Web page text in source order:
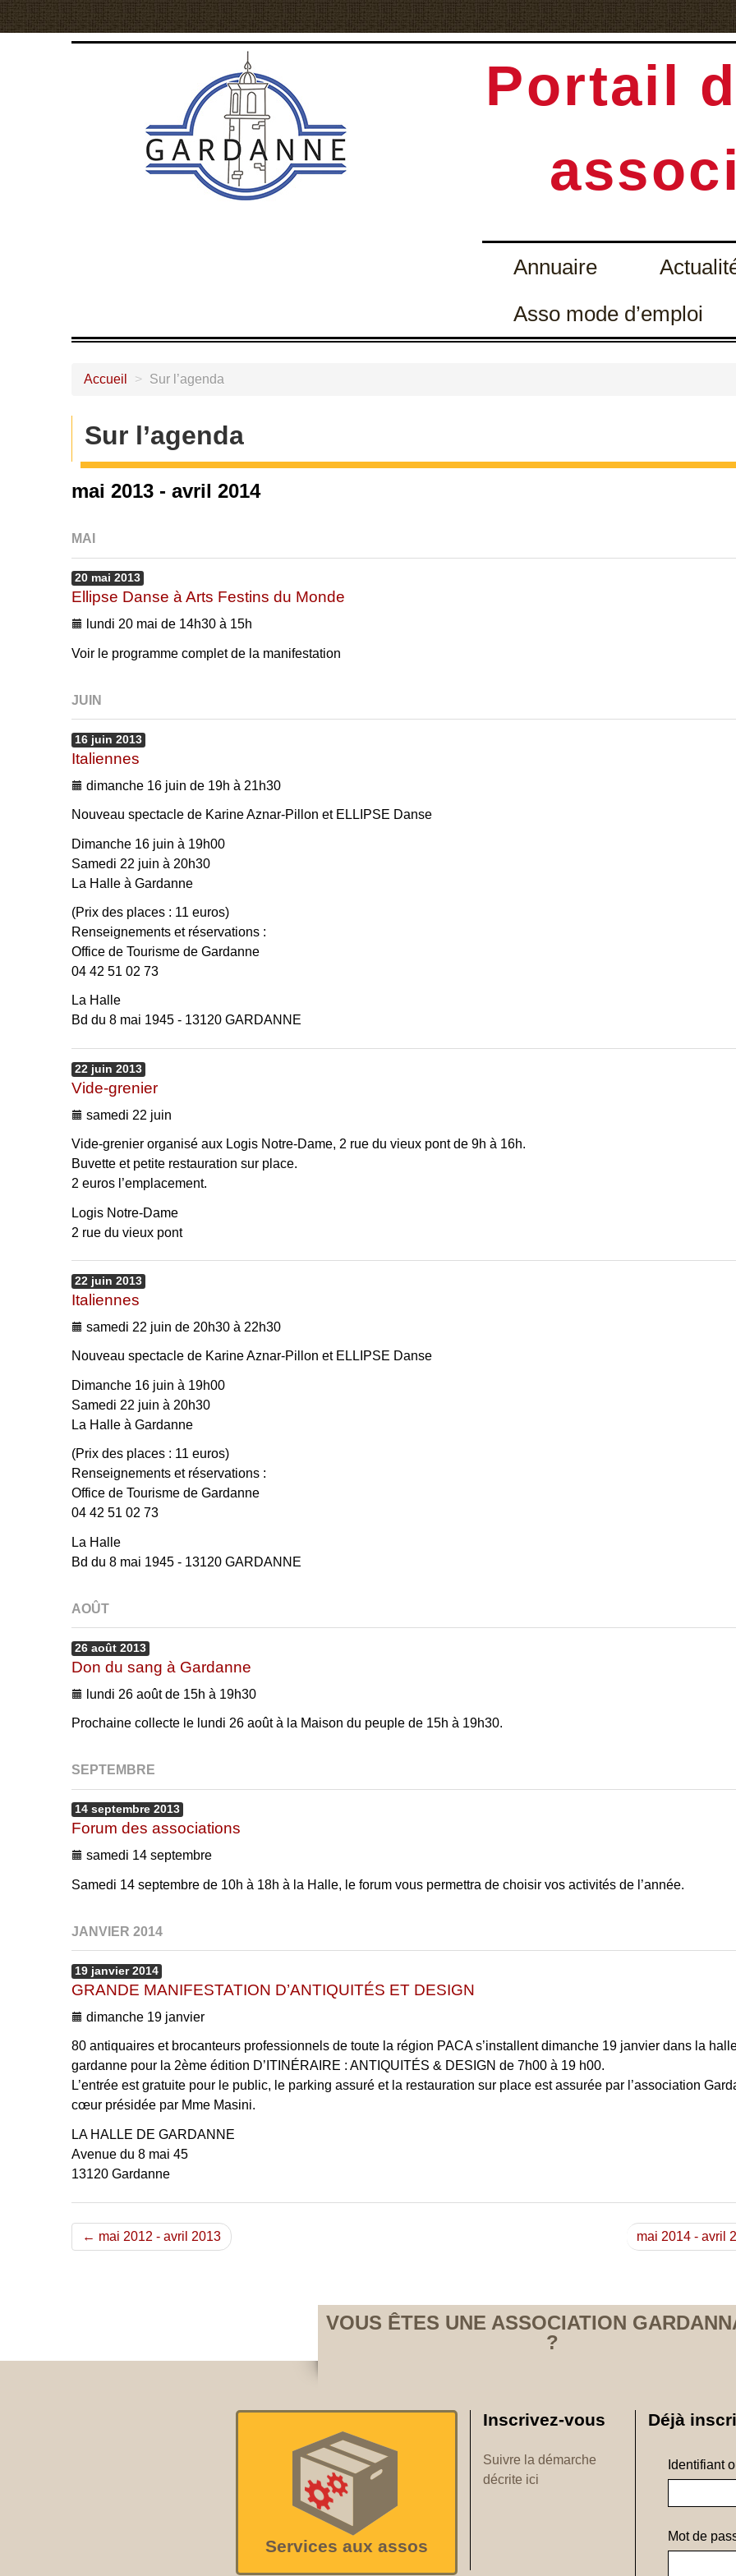
Portail
Annuaire
Asso mode d’emploi
Accueil > Sur l’agenda
Sur l’agenda
mai 2013 - avril 2014
MAI
20 mai 2013
Ellipse Danse à Arts Festins du Monde
lundi 20 mai de 14h30 à 15h
Voir le programme complet de la manifestation
JUIN
16 juin 2013
Italiennes
dimanche 16 juin de 19h à 21h30
Nouveau spectacle de Karine Aznar-Pillon et ELLIPSE Danse
Dimanche 16 juin à 19h00
Samedi 22 juin à 20h30
La Halle à Gardanne
(Prix des places : 11 euros)
Renseignements et réservations :
Office de Tourisme de Gardanne
04 42 51 02 73
La Halle
Bd du 8 mai 1945 - 13120 GARDANNE
22 juin 2013
Vide-grenier
samedi 22 juin
Vide-grenier organisé aux Logis Notre-Dame, 2 rue du vieux pont de 9h à 16h.
Buvette et petite restauration sur place.
2 euros l’emplacement.
Logis Notre-Dame
2 rue du vieux pont
22 juin 2013
Italiennes
samedi 22 juin de 20h30 à 22h30
Nouveau spectacle de Karine Aznar-Pillon et ELLIPSE Danse
Dimanche 16 juin à 19h00
Samedi 22 juin à 20h30
La Halle à Gardanne
(Prix des places : 11 euros)
Renseignements et réservations :
Office de Tourisme de Gardanne
04 42 51 02 73
La Halle
Bd du 8 mai 1945 - 13120 GARDANNE
AOÛT
26 août 2013
Don du sang à Gardanne
lundi 26 août de 15h à 19h30
Prochaine collecte le lundi 26 août à la Maison du peuple de 15h à 19h30.
SEPTEMBRE
14 septembre 2013
Forum des associations
samedi 14 septembre
Samedi 14 septembre de 10h à 18h à la Halle, le forum vous permettra de choisir vos activités de l’année.
JANVIER 2014
19 janvier 2014
GRANDE MANIFESTATION D’ANTIQUITÉS ET DESIGN
dimanche 19 janvier
80 antiquaires et brocanteurs professionnels de toute la région PACA s’installent dimanche 19 janvier dans la
gardanne pour la 2ème édition D’ITINÉRAIRE : ANTIQUITÉS & DESIGN de 7h00 à 19 h00.
L’entrée est gratuite pour le public, le parking assuré et la restauration sur place est assurée par l’association
cœur présidée par Mme Masini.
LA HALLE DE GARDANNE
Avenue du 8 mai 45
13120 Gardanne
← mai 2012 - avril 2013 mai 2014 - avril
VOUS ÊTES UNE ASSOCIATION
?
Services aux assos
Inscrivez-vous
Suivre la démarche
décrite ici
Déjà
Identifiant
Mot de